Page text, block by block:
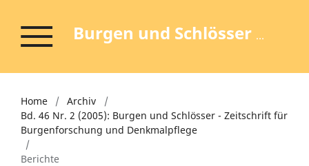
Burgen und Schlösser - Zeitschrift für Burgenforschung und Denkmalpflege
Home / Archiv
/
Bd. 46 Nr. 2 (2005): Burgen und Schlösser - Zeitschrift für
Burgenforschung und Denkmalpflege
/
Berichte